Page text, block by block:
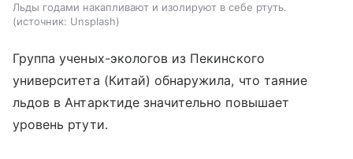
Льды годами накапливают и изолируют в себе ртуть.
источник: Unsplash
Группа ученых-экологов из Пекинского
университета (Китай) обнаружила, что таяние
льдов в Антарктиде значительно повышает
уровень ртути.